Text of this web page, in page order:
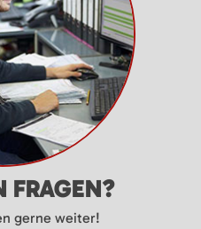
FRAGEN?
gerne weiter!